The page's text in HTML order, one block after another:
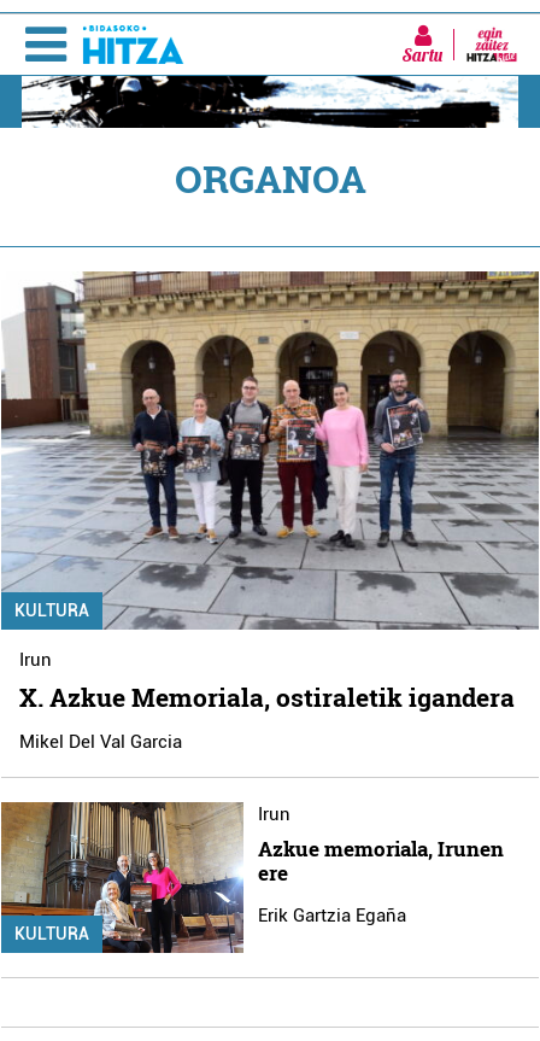
Sartu
ORGANOA
KULTURA
Irun
X. Azkue Memoriala, ostiraletik igandera
Mikel Del Val Garcia
KULTURA
Irun
Azkue memoriala, Irunen
ere
Erik Gartzia Egaña